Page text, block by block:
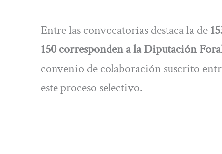
Entre las convocatorias destaca la de
150 corresponden a la Diputación
convenio de colaboración suscrito
este proceso selectivo.